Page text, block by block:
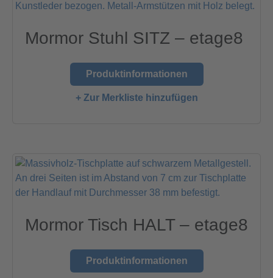
Mormor Stuhl SITZ – etage8
Produktinformationen
+ Zur Merkliste hinzufügen
Mormor Tisch HALT – etage8
Produktinformationen